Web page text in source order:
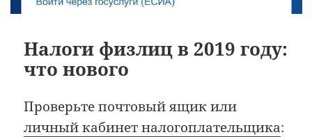
Налоги физлиц в 2019 году:
что нового
Проверьте почтовый ящик или
личный кабинет налогоплательщика: